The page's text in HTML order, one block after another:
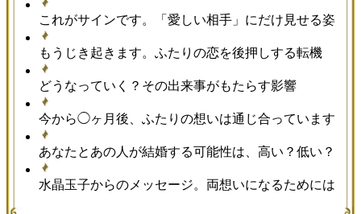
これがサインです。「愛しい相手」にだけ見せる姿
もうじき起きます。ふたりの恋を後押しする転機
どうなっていく？その出来事がもたらす影響
今から◯ヶ月後、ふたりの想いは通じ合っています
あなたとあの人が結婚する可能性は、高い？低い？
水晶玉子からのメッセージ。両想いになるためには